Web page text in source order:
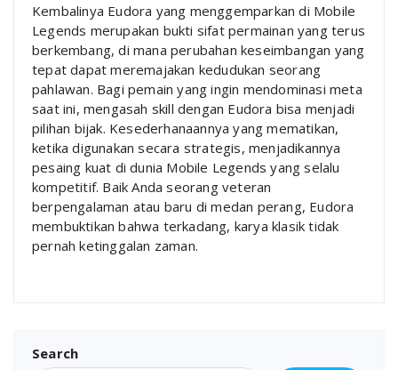
Kembalinya Eudora yang menggemparkan di Mobile
Legends merupakan bukti sifat permainan yang terus
berkembang, di mana perubahan keseimbangan yang
tepat dapat meremajakan kedudukan seorang
pahlawan. Bagi pemain yang ingin mendominasi meta
saat ini, mengasah skill dengan Eudora bisa menjadi
pilihan bijak. Kesederhanaannya yang mematikan,
ketika digunakan secara strategis, menjadikannya
pesaing kuat di dunia Mobile Legends yang selalu
kompetitif. Baik Anda seorang veteran
berpengalaman atau baru di medan perang, Eudora
membuktikan bahwa terkadang, karya klasik tidak
pernah ketinggalan zaman.
Search